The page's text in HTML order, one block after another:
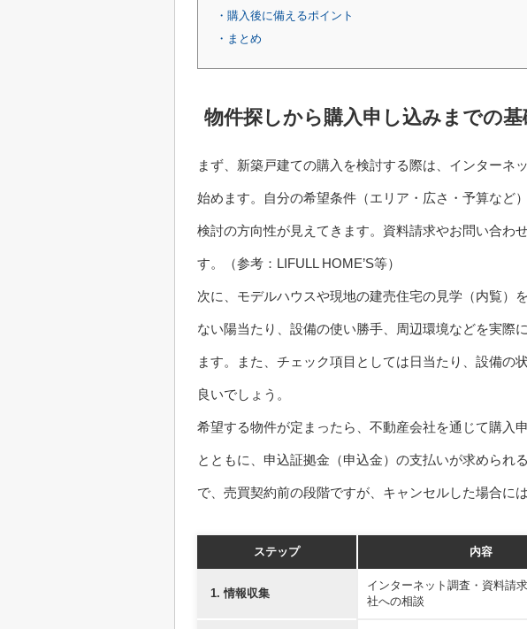
・購入後に備えるポイント
・まとめ
物件探しから購入申し込みまでの基
まず、新築戸建ての購入を検討する際は、インターネ
始めます。自分の希望条件（エリア・広さ・予算など
検討の方向性が見えてきます。資料請求やお問い合わ
す。（参考：LIFULL HOME’S等）
次に、モデルハウスや現地の建売住宅の見学（内覧）
ない陽当たり、設備の使い勝手、周辺環境などを実際
ます。また、チェック項目としては日当たり、設備の
良いでしょう。
希望する物件が定まったら、不動産会社を通じて購入
とともに、申込証拠金（申込金）の支払いが求められ
で、売買契約前の段階ですが、キャンセルした場合に
ステップ 内容
1. 情報収集
インターネット調査・資料請
社への相談